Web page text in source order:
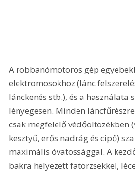
A robbanómotoros gép
elektromosokhoz (lánc
lánckenés stb.), és a használata
lényegesen. Minden
csak megfelelő védőöltözékben
kesztyű, erős nadrág és cipő)
maximális óvatossággal. A
bakra helyezett fatörzsekkel,